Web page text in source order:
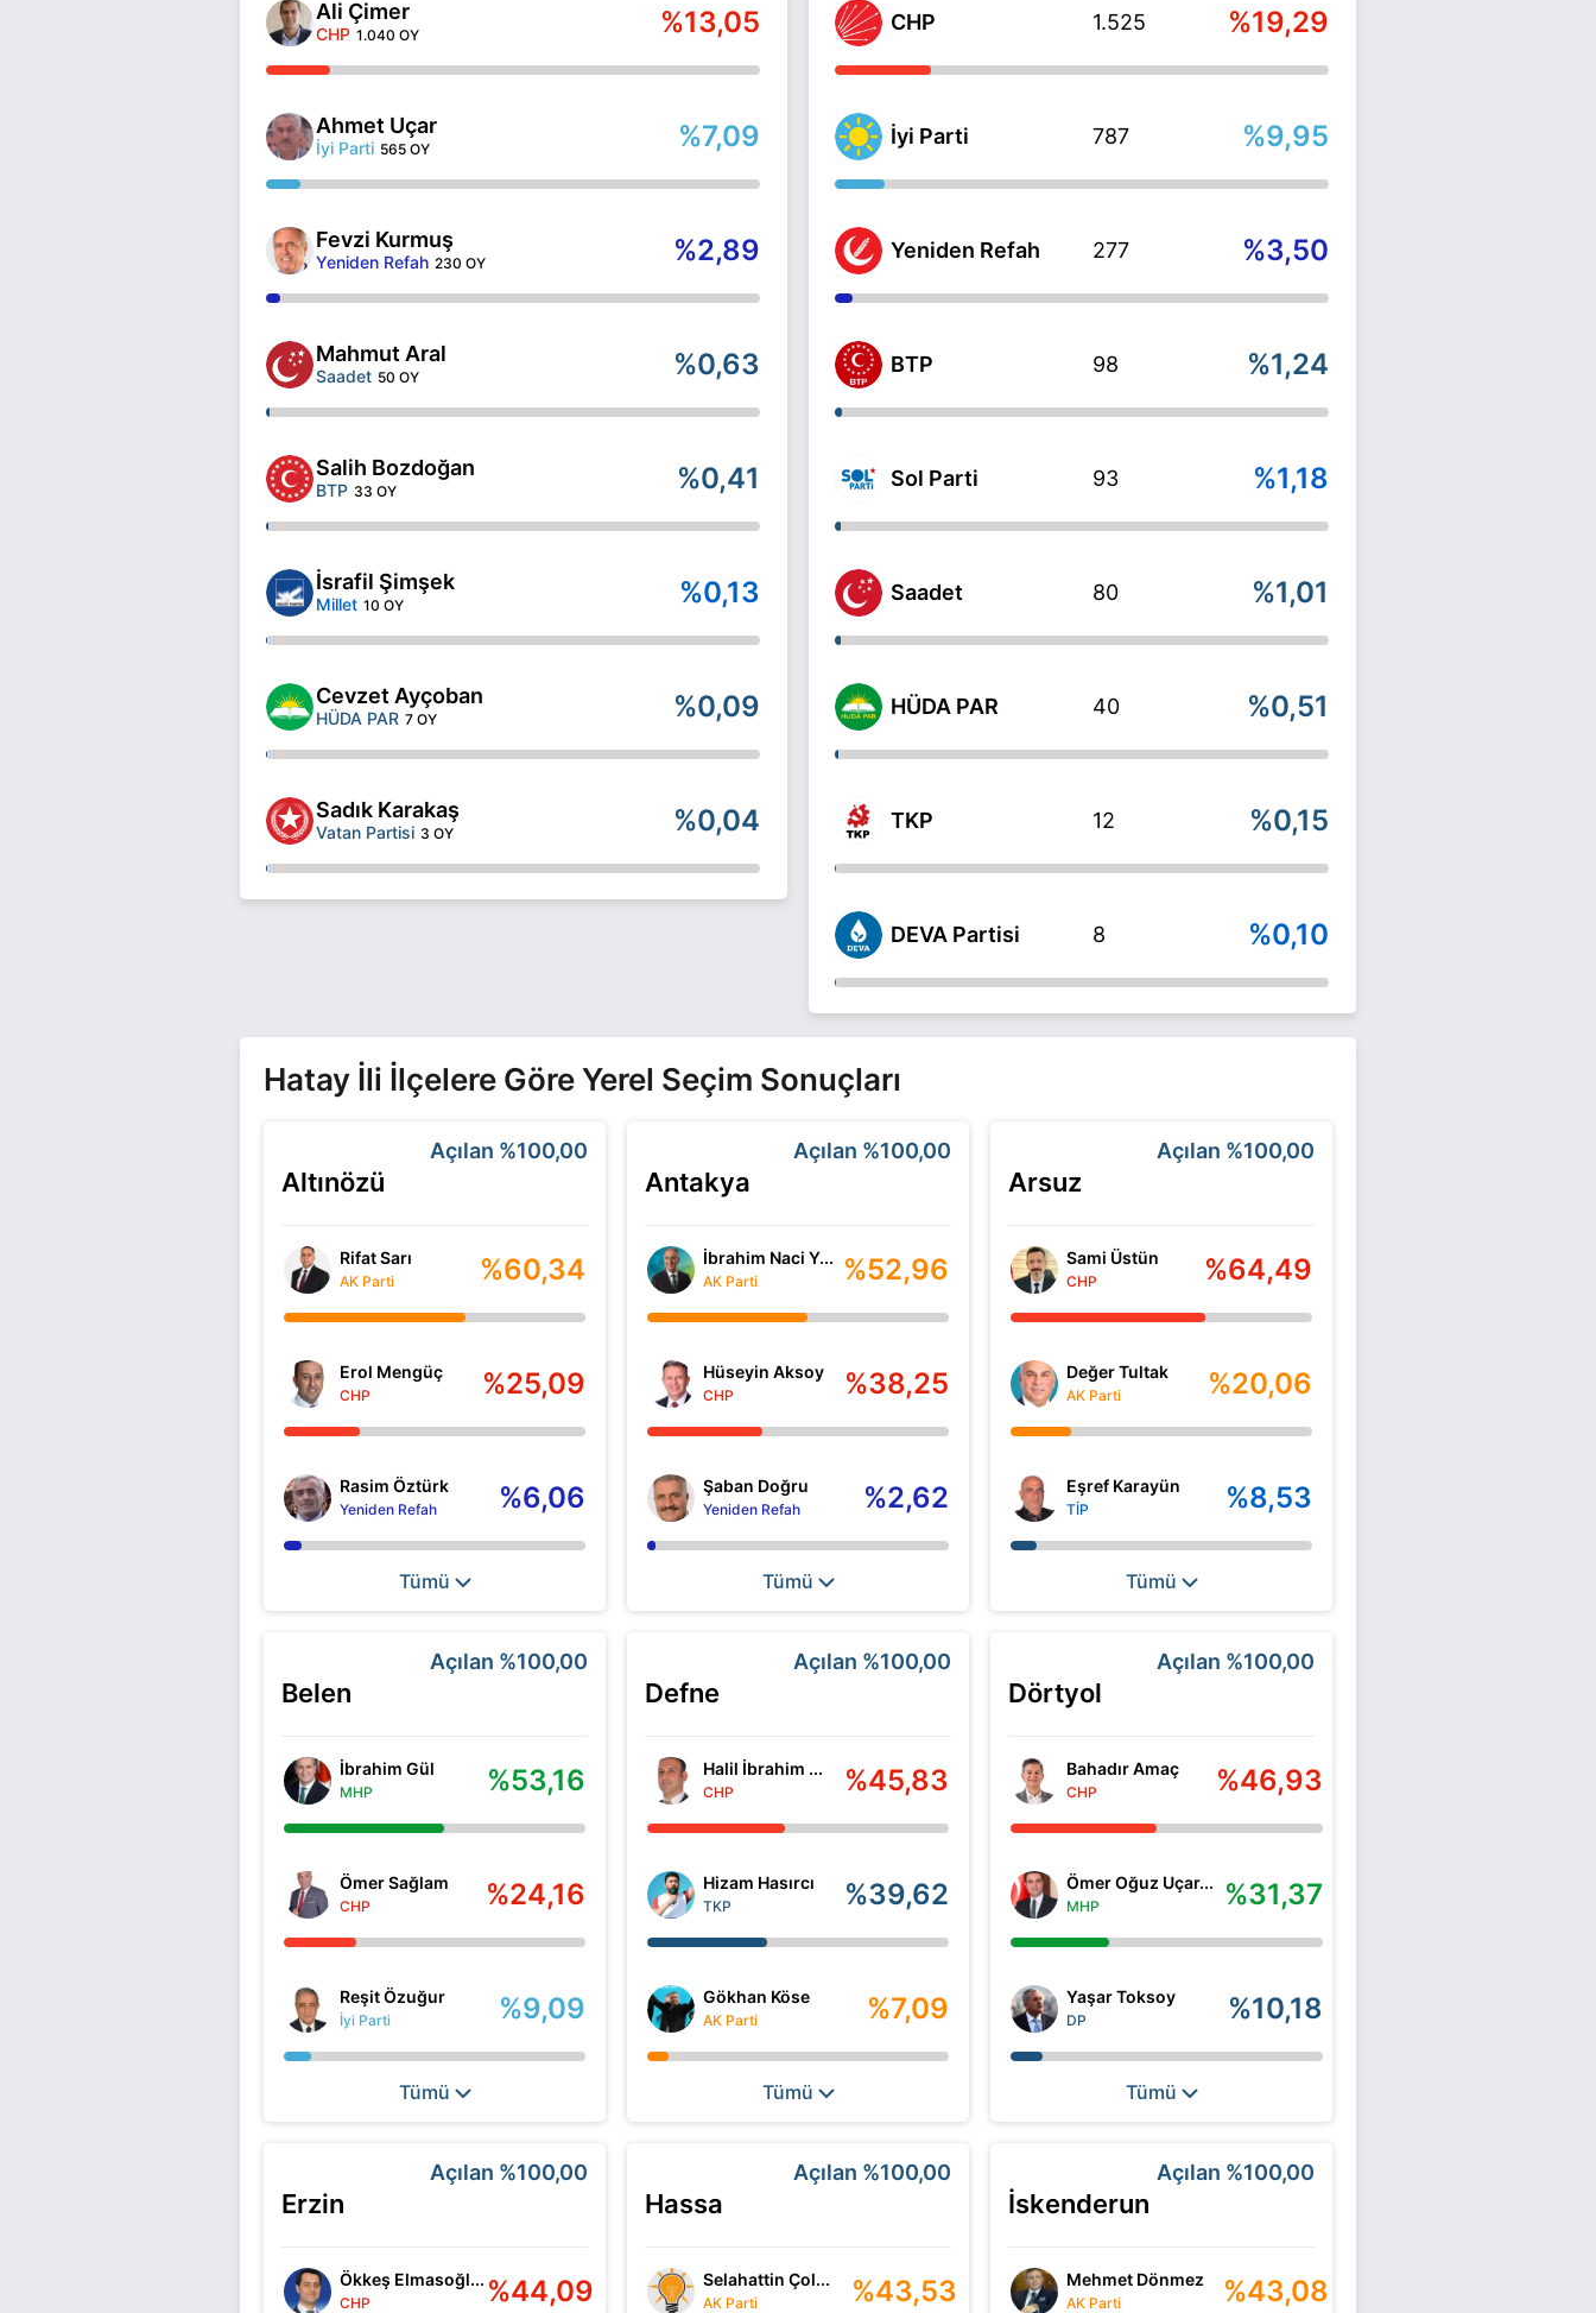
Ali Çimer
CHP 1.040 OY %13,05
Ahmet Uçar
İyi Parti 565 OY %7,09
Fevzi Kurmuş
Yeniden Refah 230 OY %2,89
Mahmut Aral
Saadet 50 OY %0,63
Salih Bozdoğan
BTP 33 OY %0,41
İsrafil Şimşek
Millet 10 OY %0,13
Cevzet Ayçoban
HÜDA PAR 7 OY %0,09
Sadık Karakaş
Vatan Partisi 3 OY %0,04
CHP 1.525 %19,29
İyi Parti 787 %9,95
Yeniden Refah 277 %3,50
BTP 98 %1,24
Sol Parti 93 %1,18
Saadet 80 %1,01
HÜDA PAR 40 %0,51
TKP 12 %0,15
DEVA Partisi 8 %0,10
Hatay İli İlçelere Göre Yerel Seçim Sonuçları
Altınözü
Açılan %100,00
Rifat Sarı
AK Parti %60,34
Erol Mengüç
CHP %25,09
Rasim Öztürk
Yeniden Refah %6,06
Tümü
Antakya
Açılan %100,00
İbrahim Naci Y...
AK Parti %52,96
Hüseyin Aksoy
CHP %38,25
Şaban Doğru
Yeniden Refah %2,62
Tümü
Arsuz
Açılan %100,00
Sami Üstün
CHP %64,49
Değer Tultak
AK Parti %20,06
Eşref Karayün
TİP %8,53
Tümü
Belen
Açılan %100,00
İbrahim Gül
MHP %53,16
Ömer Sağlam
CHP %24,16
Reşit Özuğur
İyi Parti %9,09
Tümü
Defne
Açılan %100,00
Halil İbrahim ...
CHP %45,83
Hizam Hasırcı
TKP %39,62
Gökhan Köse
AK Parti %7,09
Tümü
Dörtyol
Açılan %100,00
Bahadır Amaç
CHP %46,93
Ömer Oğuz Uçar...
MHP %31,37
Yaşar Toksoy
DP %10,18
Tümü
Erzin
Açılan %100,00
Ökkeş Elmasoğl...
CHP %44,09
Hassa
Açılan %100,00
Selahattin Çol...
AK Parti %43,53
İskenderun
Açılan %100,00
Mehmet Dönmez
AK Parti %43,08